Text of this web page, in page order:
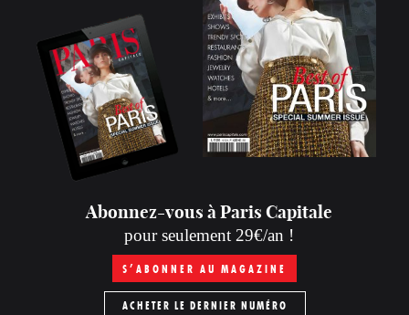
Abonnez-vous à Paris Capitale
pour seulement 29€/an !
S’ABONNER AU MAGAZINE
ACHETER LE DERNIER NUMÉRO